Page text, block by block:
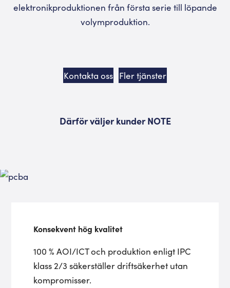
elektronikproduktionen från första serie till löpande
volymproduktion.
Kontakta oss Fler tjänster
Därför väljer kunder NOTE
Konsekvent hög kvalitet
100 % AOI/ICT och produktion enligt IPC
klass 2/3 säkerställer driftsäkerhet utan
kompromisser.